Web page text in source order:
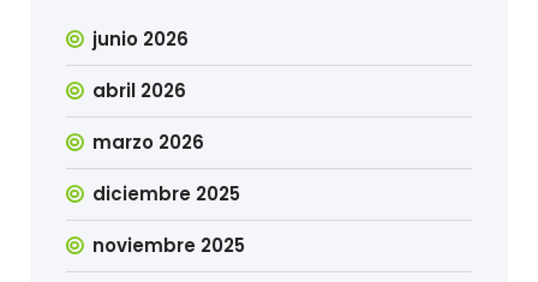
junio 2026
abril 2026
marzo 2026
diciembre 2025
noviembre 2025